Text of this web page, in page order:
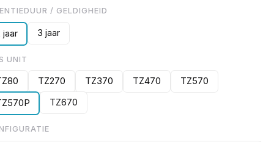
/ GELDIGHEID
jaar 3 jaar
UNIT
TZ270 TZ370 TZ470
TZ570
TZ670